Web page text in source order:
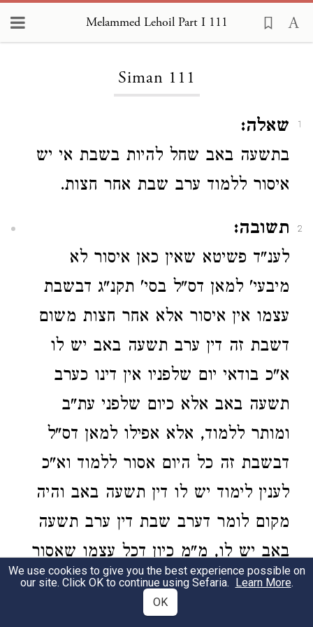
Melammed Lehoil Part I 111
Siman 111
1
שאלה:
בתשעה באב שחל להיות בשבת אי יש
איסור ללמוד ערב שבת אחר חצות.
2
תשובה:
לענ"ד פשיטא שאין כאן איסור לא
מיבעי' למאן דס"ל בסי' תקנ"ג דבשבת
עצמו אין איסור אלא אחר חצות משום
דשבת זה דין ערב תשעה באב יש לו
א"כ בודאי יום שלפניו אין דינו כערב
תשעה באב אלא כיום שלפני עת"ב
ומותר ללמוד, אלא אפילו למאן דס"ל
דבשבת זה כל היום אסור ללמוד וא"כ
לענין לימוד יש לו דין תשעה באב והיה
מקום לומר דערב שבת דין ערב תשעה
באב יש לו, מ"מ כיון דכל עצמו שאסור
ללמוד בעת"ב אחר חצות הוא רק מנהגא
בעלמא אין להחמיר כלל בערב שבת,
We use cookies to give you the best experience possible on
our site. Click OK to continue using Sefaria. Learn More.
OK